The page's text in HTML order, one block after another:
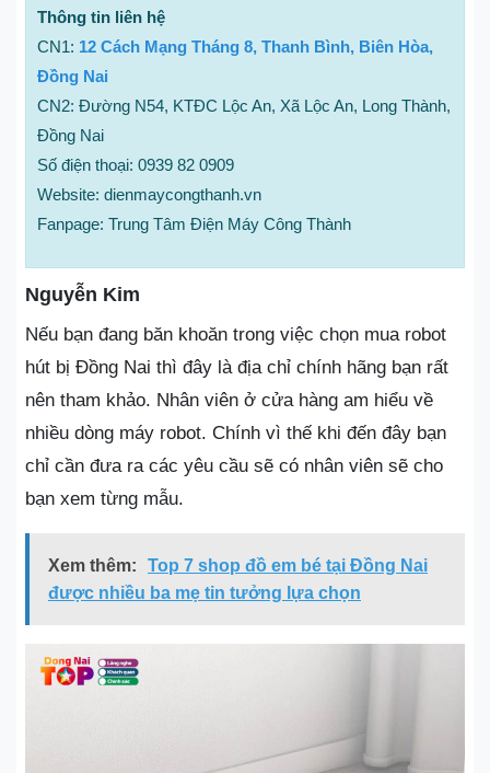
Thông tin liên hệ
CN1: 12 Cách Mạng Tháng 8, Thanh Bình, Biên Hòa,
Đồng Nai
CN2: Đường N54, KTĐC Lộc An, Xã Lộc An, Long Thành,
Đồng Nai
Số điện thoại: 0939 82 0909
Website: dienmaycongthanh.vn
Fanpage: Trung Tâm Điện Máy Công Thành
Nguyễn Kim
Nếu bạn đang băn khoăn trong việc chọn mua robot
hút bị Đồng Nai thì đây là địa chỉ chính hãng bạn rất
nên tham khảo. Nhân viên ở cửa hàng am hiểu về
nhiều dòng máy robot. Chính vì thế khi đến đây bạn
chỉ cần đưa ra các yêu cầu sẽ có nhân viên sẽ cho
bạn xem từng mẫu.
Xem thêm:
Top 7 shop đồ em bé tại Đồng Nai
được nhiều ba mẹ tin tưởng lựa chọn